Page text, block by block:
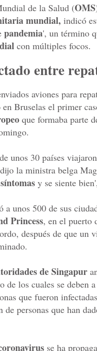
de la Salud (OMS
mundial, indicó
pandemia', un término
con múltiples focos.
entre
aviones para
Bruselas el primer
que formaba parte
unos 30 países
la ministra belga
y se siente
a unos 500 de sus
Princess, en el puerto
después de que un
de Singapur
de los cuales se deben a
que fueron
de personas que han
se ha